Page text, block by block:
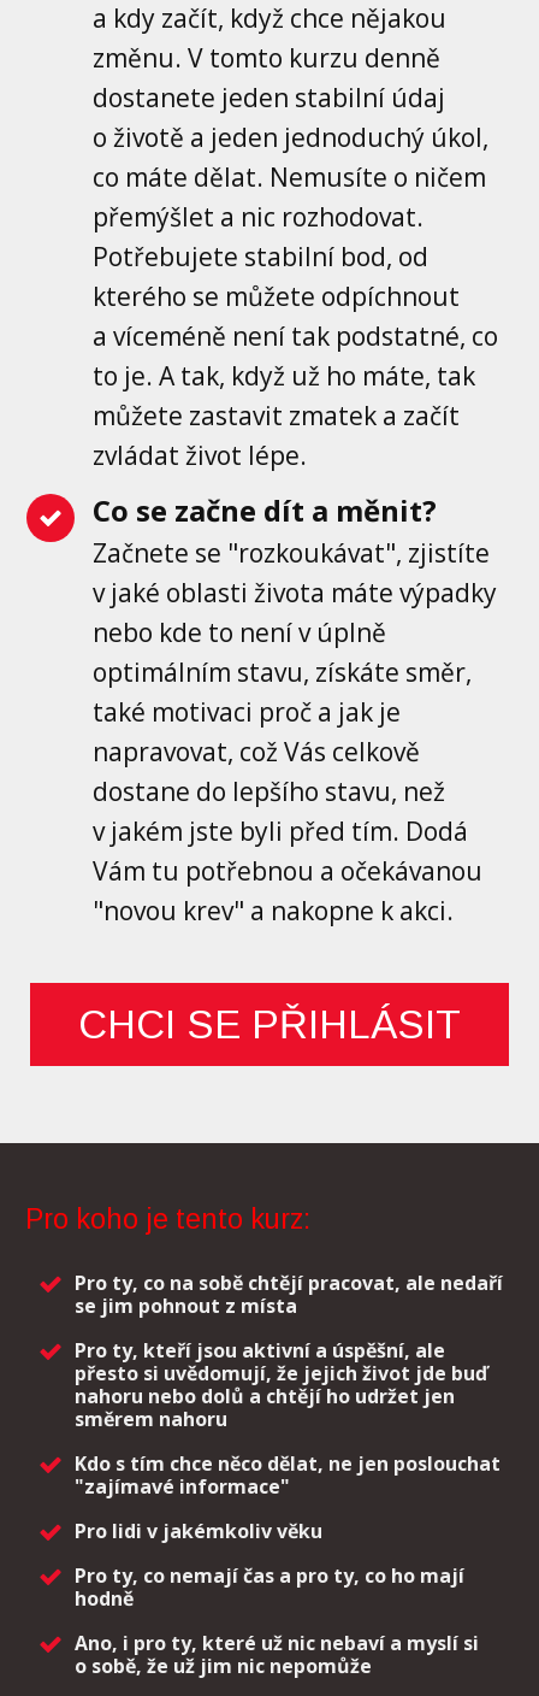
a kdy začít, když chce nějakou
změnu. V tomto kurzu denně
dostanete jeden stabilní údaj
o životě a jeden jednoduchý úkol,
co máte dělat. Nemusíte o ničem
přemýšlet a nic rozhodovat.
Potřebujete stabilní bod, od
kterého se můžete odpíchnout
a víceméně není tak podstatné, co
to je. A tak, když už ho máte, tak
můžete zastavit zmatek a začít
zvládat život lépe.
Co se začne dít a měnit?
Začnete se "rozkoukávat", zjistíte
v jaké oblasti života máte výpadky
nebo kde to není v úplně
optimálním stavu, získáte směr,
také motivaci proč a jak je
napravovat, což Vás celkově
dostane do lepšího stavu, než
v jakém jste byli před tím. Dodá
Vám tu potřebnou a očekávanou
"novou krev" a nakopne k akci.
CHCI SE PŘIHLÁSIT
Pro koho je tento kurz:
Pro ty, co na sobě chtějí pracovat, ale nedaří
se jim pohnout z místa
Pro ty, kteří jsou aktivní a úspěšní, ale
přesto si uvědomují, že jejich život jde buď
nahoru nebo dolů a chtějí ho udržet jen
směrem nahoru
Kdo s tím chce něco dělat, ne jen poslouchat
"zajímavé informace"
Pro lidi v jakémkoliv věku
Pro ty, co nemají čas a pro ty, co ho mají
hodně
Ano, i pro ty, které už nic nebaví a myslí si
o sobě, že už jim nic nepomůže